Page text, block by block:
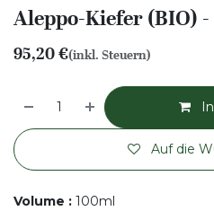
Aleppo-Kiefer (BIO)
95,20€(inkl. Steuern)
Auf die
Volume : 100ml